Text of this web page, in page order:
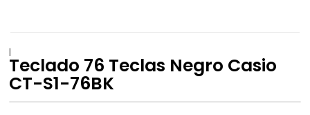
|
Teclado 76 Teclas Negro Casio
CT-S1-76BK